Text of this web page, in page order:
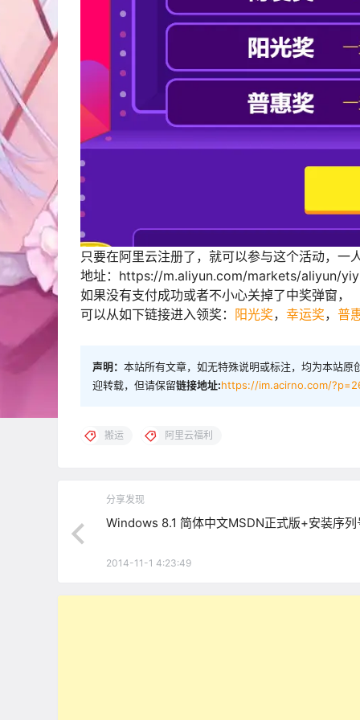
只要在阿里云注册了，就可以参与这个活动，一
地址：https://m.aliyun.com/markets/aliyun/
如果没有支付成功或者不小心关掉了中奖弹窗，
可以从如下链接进入领奖： 阳光奖， 幸运奖， 普
声明： 本站所有文章，如无特殊说明或标注，均为本站
迎转载，但请保留链接地址:https://im.acirno.com/
搬运 阿里云福利
分享发现
Windows 8.1 简体中文MSDN正式版+安装序列
2014-11-1 4:23:49